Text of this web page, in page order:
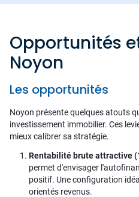
Opportunités
Noyon
Les opportunités
Noyon présente quelques atouts
investissement immobilier. Ces
mieux calibrer sa stratégie.
Rentabilité brute attractive
permet d'envisager
positif. Une configuration
orientés revenus.